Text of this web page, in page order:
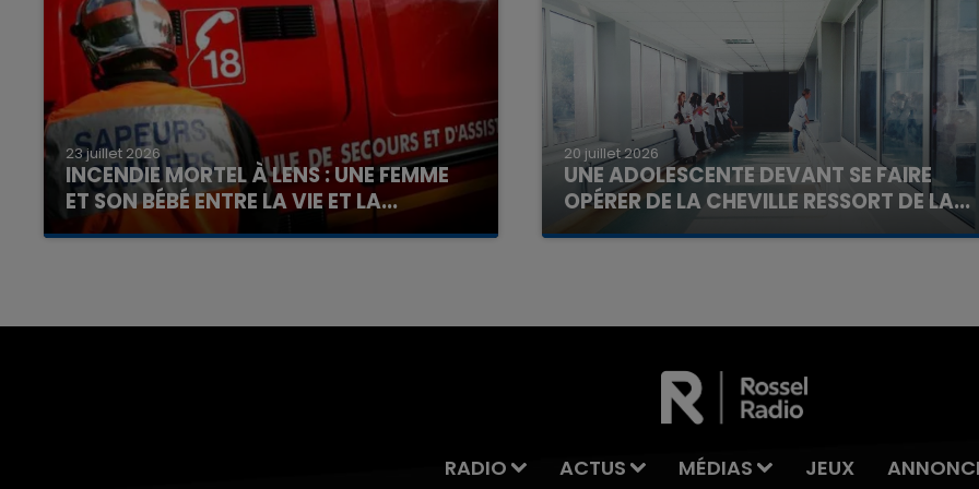
23 juillet 2026
INCENDIE MORTEL À LENS : UNE FEMME
ET SON BÉBÉ ENTRE LA VIE ET LA...
Un homme s'est immolé par le feu après avoir
20 juillet 2026
UNE ADOLESCENTE DEVANT SE FAIRE
OPÉRER DE LA CHEVILLE RESSORT DE LA...
La famille a porté plainte contre la clinique qui a
RADIO ACTUS MÉDIAS JEUX